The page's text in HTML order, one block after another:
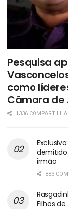
Pesquisa
como
Câmara de
1336
demitido
irmão
883
Filhos